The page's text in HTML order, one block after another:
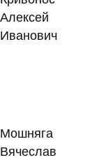
Алексей
Иванович
Мошняга
Вячеслав